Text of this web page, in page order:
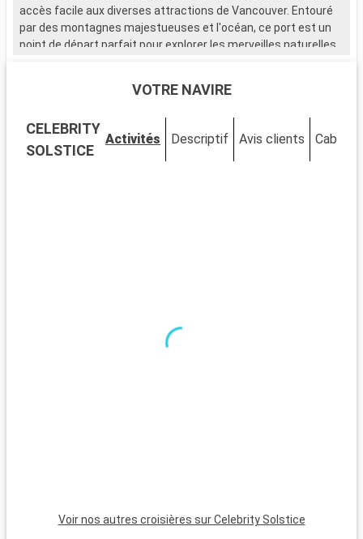
accès facile aux diverses attractions de Vancouver. Entouré
par des montagnes majestueuses et l'océan, ce port est un
point de départ parfait pour explorer les merveilles naturelles
Que visiter à Vancouver ?
célèbre Stanley Park, un grand espace vert urbain, est connu
pour ses totems, ses sentiers en bord de mer et sa riche
faune. Découvrez Gastown, le quartier historique connu pour
expérience naturelle avec ses ponts suspendus dans une
forêt verdoyante. À environ 2 heures de route, Whistler est
VOTRE NAVIRE
CELEBRITY
SOLSTICE
Activités Descriptif Avis clients Cabines
Voir nos autres croisières sur Celebrity Solstice